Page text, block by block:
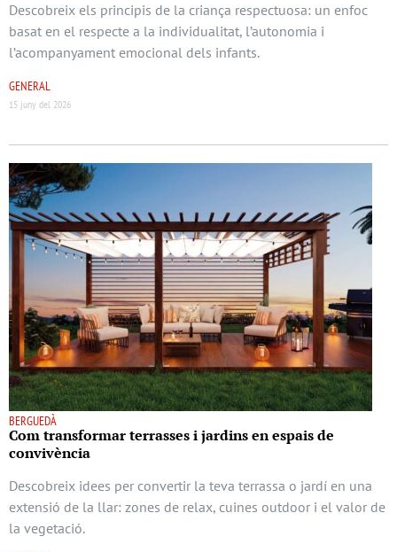
Descobreix els principis de la criança respectuosa: un enfoc
basat en el respecte a la individualitat, l’autonomia i
l’acompanyament emocional dels infants.
GENERAL
15 juny del 2026
BERGUEDÀ
Com transformar terrasses i jardins en espais de
convivència
Descobreix idees per convertir la teva terrassa o jardí en una
extensió de la llar: zones de relax, cuines outdoor i el valor de
la vegetació.